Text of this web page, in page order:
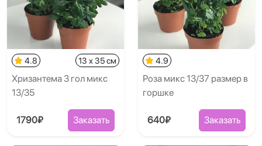
4.8 13 x 35 см
Хризантема 3 гол микс
13/35
1790₽ Заказать
4.9
Роза микс 13/37 размер в
горшке
640₽ Заказать